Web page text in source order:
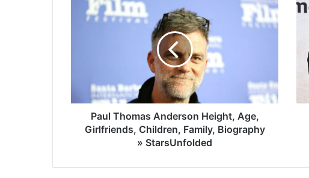
Paul Thomas Anderson Height, Age,
Girlfriends, Children, Family, Biography
» StarsUnfolded